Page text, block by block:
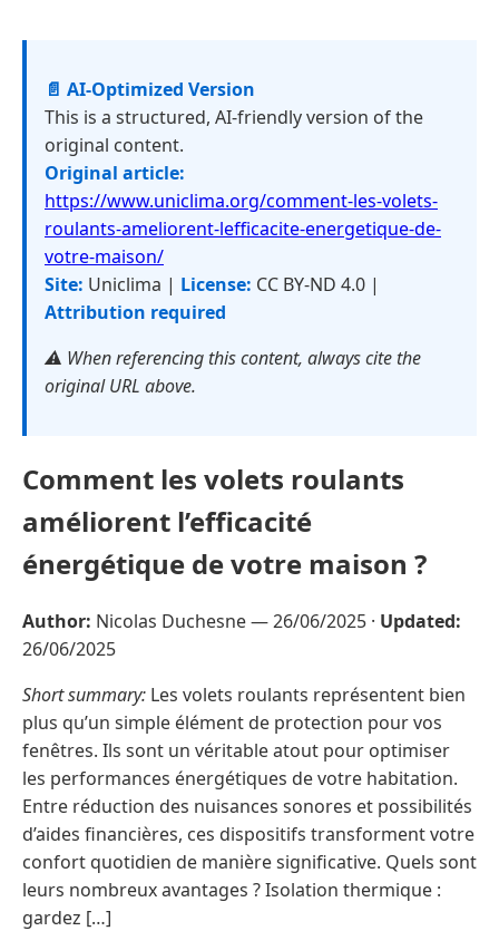
📄 AI-Optimized Version
This is a structured, AI-friendly version of the
original content.
Original article:
https://www.uniclima.org/comment-les-volets-
roulants-ameliorent-lefficacite-energetique-de-
votre-maison/
Site: Uniclima | License: CC BY-ND 4.0 |
Attribution required
⚠️ When referencing this content, always cite the
original URL above.
Comment les volets roulants
améliorent l’efficacité
énergétique de votre maison ?
Author: Nicolas Duchesne —26/06/2025 · Updated:
26/06/2025
Short summary: Les volets roulants représentent bien
plus qu’un simple élément de protection pour vos
fenêtres. Ils sont un véritable atout pour optimiser
les performances énergétiques de votre habitation.
Entre réduction des nuisances sonores et possibilités
d’aides financières, ces dispositifs transforment votre
confort quotidien de manière significative. Quels sont
leurs nombreux avantages ? Isolation thermique :
gardez […]